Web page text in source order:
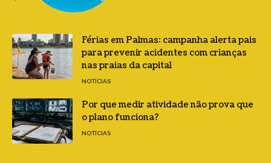
Férias em Palmas: campanha alerta pais
para prevenir acidentes com crianças
nas praias da capital
NOTÍCIAS
Por que medir atividade não prova que
o plano funciona?
NOTÍCIAS